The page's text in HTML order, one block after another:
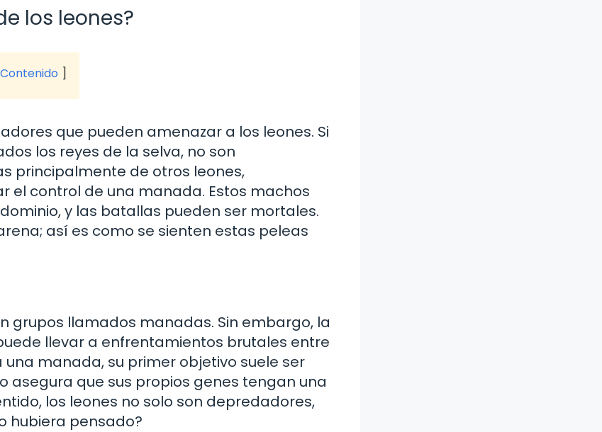
los leones?
que pueden amenazar a los leones. Si
los reyes de la selva, no son
principalmente de otros leones,
control de una manada. Estos machos
y las batallas pueden ser mortales.
así es como se sienten estas peleas
grupos llamados manadas. Sin embargo, la
llevar a enfrentamientos brutales entre
manada, su primer objetivo suele ser
asegura que sus propios genes tengan una
los leones no solo son depredadores,
hubiera pensado?